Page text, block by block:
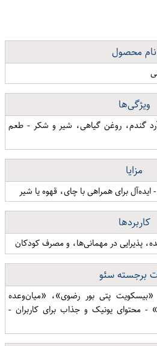
نام محصول
ویژگی‌ها
آرد گندم، روغن گیاهی، شیر و شکر - طعم
مزایا
برای همراهی با چای، قهوه یا شیر
کاربردها
پذیرایی در مهمانی‌ها، و مصرف کودکان
برجسته سئو
پتی بور رضوی»، «میان‌وعده
80 گرمی» - محتوای یونیک و جذاب برای کاربران -